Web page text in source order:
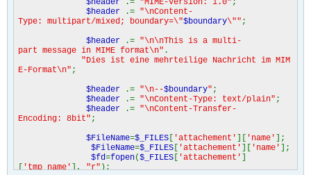
$header
.= "\nContent-
Type: multipart/mixed; boundary=\"$boundary\"" ;
$header
.= "\n\nThis is a multi-
part message in MIME format\n" .
"Dies ist eine mehrteilige Nachricht im MIM
E-Format\n" ;
$header
.= "\n--$boundary" ;
$header
.= "\nContent-Type: text/plain" ;
$header
.= "\nContent-Transfer-
Encoding: 8bit" ;
$FileName=$_FILES [ 'attachement' ][ 'name' ];
$FileName=$_FILES [ 'attachement' ][ 'name' ];
$fd=fopen($_FILES [ 'attachement' ]
[ 'tmp_name' ], "r" );